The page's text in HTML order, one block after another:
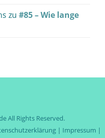
zu #85 – Wie lange
All Rights Reserved.
| Impressum |